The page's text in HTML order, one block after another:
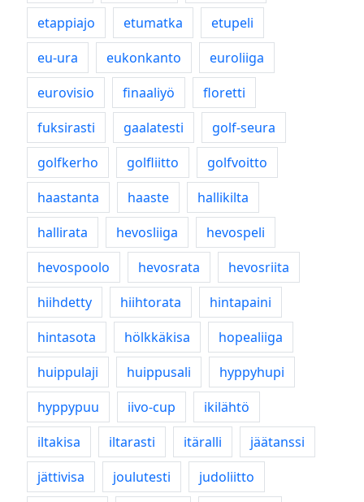
etappiajo etumatka
etupeli
eu-ura
eukonkanto
euroliiga
eurovisio
finaaliyö
floretti
fuksirasti
gaalatesti
golf-seura
golfkerho
golfliitto
golfvoitto
haastanta
haaste
hallikilta
hallirata
hevosliiga
hevospeli
hevospoolo
hevosrata
hevosriita
hiihdetty
hiihtorata
hintapaini
hintasota
hölkkäkisa
hopealiiga
huippulaji
huippusali
hyppyhupi
hyppypuu
iivo-cup
ikilähtö
iltakisa
iltarasti itäralli
jäätanssi
jättivisa
joulutesti
judoliitto